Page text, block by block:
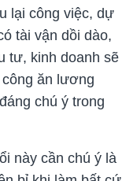
lại công việc, dự
tài vận dồi dào,
tư, kinh doanh sẽ
ăn lương
chú ý trong
này cần chú ý là